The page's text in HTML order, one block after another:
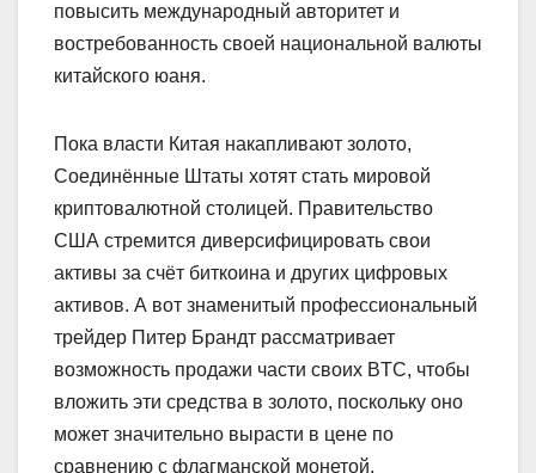
повысить международный авторитет и
востребованность своей национальной валюты
китайского юаня.
Пока власти Китая накапливают золото,
Соединённые Штаты хотят стать мировой
криптовалютной столицей. Правительство
США стремится диверсифицировать свои
активы за счёт биткоина и других цифровых
активов. А вот знаменитый профессиональный
трейдер Питер Брандт рассматривает
возможность продажи части своих BTC, чтобы
вложить эти средства в золото, поскольку оно
может значительно вырасти в цене по
сравнению с флагманской монетой.